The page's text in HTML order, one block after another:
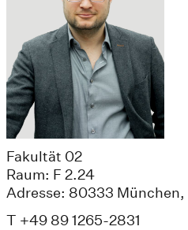
Fakultät 02
Raum: F 2.24
Adresse: 80333
T +49 89 1265-2831